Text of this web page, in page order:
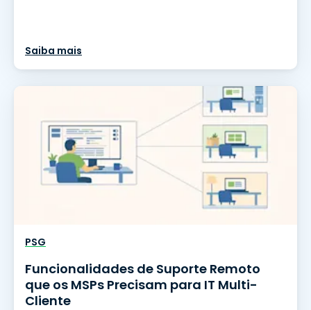
Saiba mais
PSG
Funcionalidades de Suporte Remoto
que os MSPs Precisam para IT Multi-
Cliente